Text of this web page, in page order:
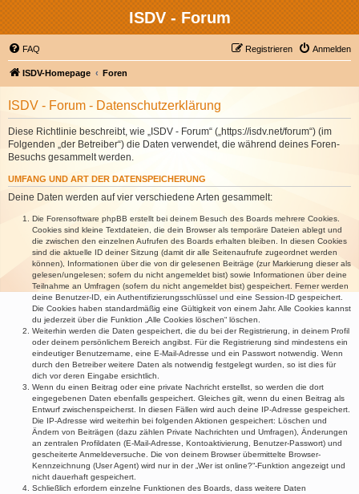
ISDV - Forum
FAQ Anmelden
Registrieren
ISDV-Homepage Foren
ISDV - Forum - Datenschutzerklärung
Diese Richtlinie beschreibt, wie „ISDV - Forum“ („https://isdv.net/forum“) (im
Folgenden „der Betreiber“) die Daten verwendet, die während deines Foren-
Besuchs gesammelt werden.
UMFANG UND ART DER DATENSPEICHERUNG
Deine Daten werden auf vier verschiedene Arten gesammelt:
Die Forensoftware phpBB erstellt bei deinem Besuch des Boards mehrere Cookies.
Cookies sind kleine Textdateien, die dein Browser als temporäre Dateien ablegt und
die zwischen den einzelnen Aufrufen des Boards erhalten bleiben. In diesen Cookies
sind die aktuelle ID deiner Sitzung (damit dir alle Seitenaufrufe zugeordnet werden
können), Informationen über die von dir gelesenen Beiträge (zur Markierung dieser als
gelesen/ungelesen; sofern du nicht angemeldet bist) sowie Informationen über deine
Teilnahme an Umfragen (sofern du nicht angemeldet bist) gespeichert. Ferner werden
deine Benutzer-ID, ein Authentifizierungsschlüssel und eine Session-ID gespeichert.
Die Cookies haben standardmäßig eine Gültigkeit von einem Jahr. Alle Cookies kannst
du jederzeit über die Funktion „Alle Cookies löschen“ löschen.
Weiterhin werden die Daten gespeichert, die du bei der Registrierung, in deinem Profil
oder deinem persönlichem Bereich angibst. Für die Registrierung sind mindestens ein
eindeutiger Benutzername, eine E-Mail-Adresse und ein Passwort notwendig. Wenn
durch den Betreiber weitere Daten als notwendig festgelegt wurden, so ist dies für
dich vor deren Eingabe ersichtlich.
Wenn du einen Beitrag oder eine private Nachricht erstellst, so werden die dort
eingegebenen Daten ebenfalls gespeichert. Gleiches gilt, wenn du einen Beitrag als
Entwurf zwischenspeicherst. In diesen Fällen wird auch deine IP-Adresse gespeichert.
Die IP-Adresse wird weiterhin bei folgenden Aktionen gespeichert: Löschen und
Ändern von Beiträgen (dazu zählen Private Nachrichten und Umfragen), Änderungen
an zentralen Profildaten (E-Mail-Adresse, Kontoaktivierung, Benutzer-Passwort) und
gescheiterte Anmeldeversuche. Die von deinem Browser übermittelte Browser-
Kennzeichnung (User Agent) wird nur in der „Wer ist online?“-Funktion angezeigt und
nicht dauerhaft gespeichert.
Schließlich erfordern einzelne Funktionen des Boards, dass weitere Daten